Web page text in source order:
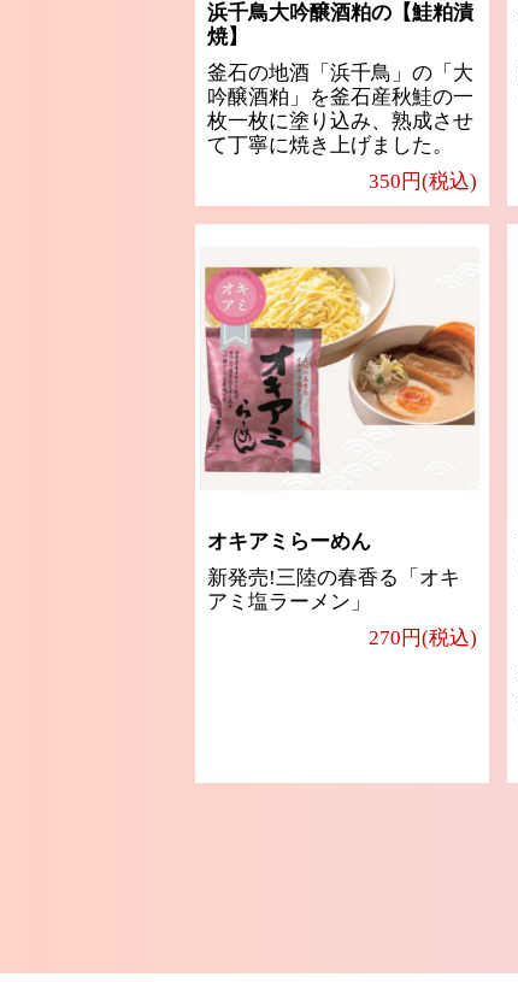
浜千鳥大吟醸酒粕の【鮭粕漬
焼】
釜石の地酒「浜千鳥」の「大
吟醸酒粕」を釜石産秋鮭の一
枚一枚に塗り込み、熟成させ
て丁寧に焼き上げました。
350円(税込)
オキアミらーめん
新発売!三陸の春香る「オキ
アミ塩ラーメン」
270円(税込)